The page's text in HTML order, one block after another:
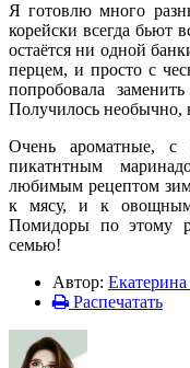
Я готовлю много
корейски всегда бьют
остаётся ни одной
перцем, и просто с
попробовала
Получилось необычно,
Очень ароматные,
пикатнтным
любимым рецептом
к мясу, и к
Помидоры по этому
семью!
Автор: Екатерина
Распечатать